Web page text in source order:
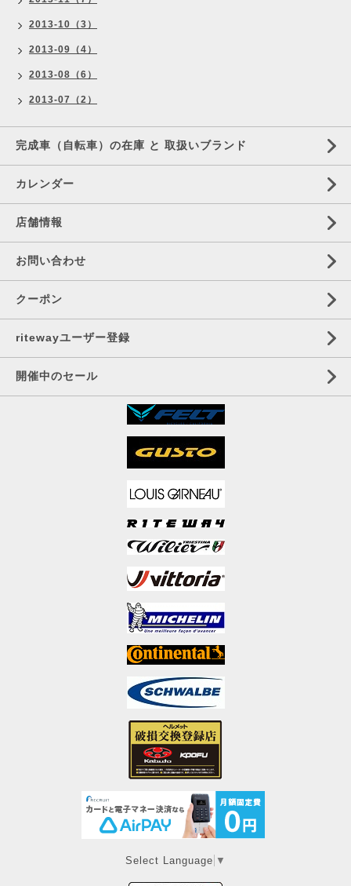
2013-10（3）
2013-09（4）
2013-08（6）
2013-07（2）
完成車（自転車）の在庫 と 取扱いブランド
カレンダー
店舗情報
お問い合わせ
クーポン
ritewayユーザー登録
開催中のセール
Select Language ▼